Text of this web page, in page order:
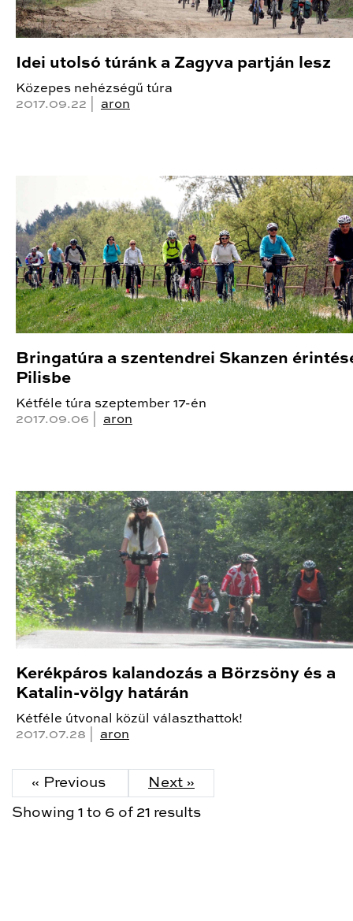
Idei utolsó túránk a Zagyva partján lesz
Közepes nehézségű túra
2017.09.22 | aron
Bringatúra a szentendrei Skanzen
Pilisbe
Kétféle túra szeptember 17-én
2017.09.06 | aron
Kerékpáros kalandozás a Börzsöny és a
Katalin-völgy határán
Kétféle útvonal közül választhattok!
2017.07.28 | aron
« Previous Next »
Showing 1 to 6 of 21 results